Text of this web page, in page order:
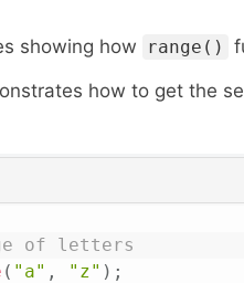
showing how range()
how to get the
of letters
( "a" , "z" ) ;